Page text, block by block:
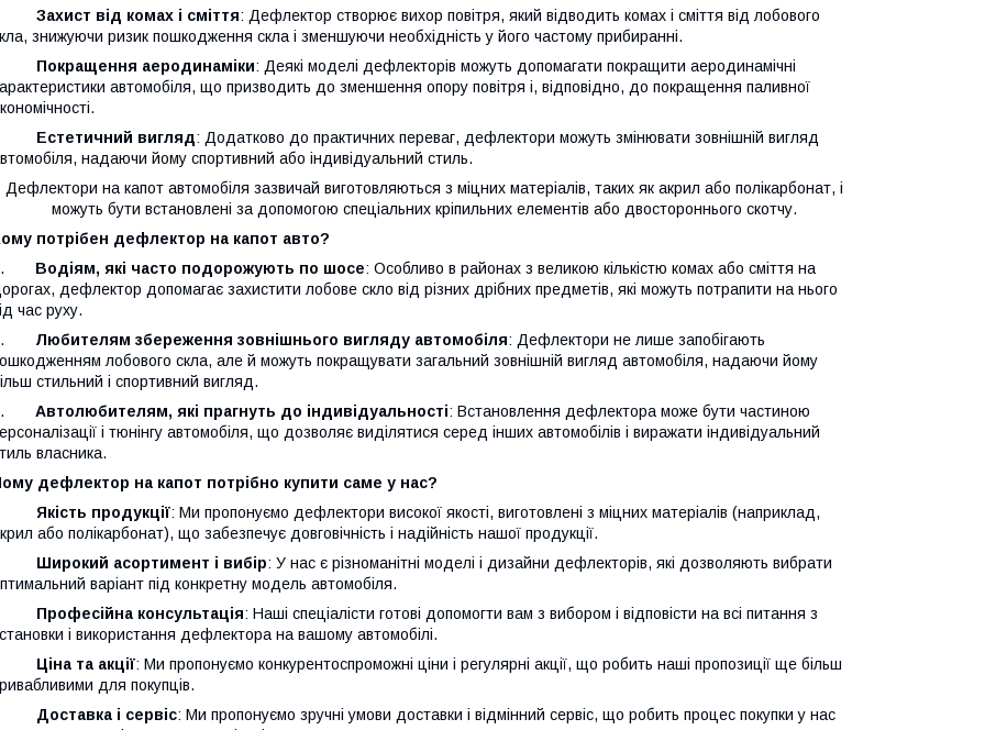
Захист від комах і сміття: Дефлектор створює вихор повітря, який відводить комах і сміття від лобового
знижуючи ризик пошкодження скла і зменшуючи необхідність у його частому прибиранні.
Покращення аеродинаміки: Деякі моделі дефлекторів можуть допомагати покращити аеродинамічні
автомобіля, що призводить до зменшення опору повітря і, відповідно, до покращення паливної
Естетичний вигляд: Додатково до практичних переваг, дефлектори можуть змінювати зовнішній вигляд
надаючи йому спортивний або індивідуальний стиль.
Дефлектори на капот автомобіля зазвичай виготовляються з міцних матеріалів, таких як акрил або полікарбонат, і
можуть бути встановлені за допомогою спеціальних кріпильних елементів або двостороннього скотчу.
потрібен дефлектор на капот авто?
Водіям, які часто подорожують по шосе: Особливо в районах з великою кількістю комах або сміття на
дефлектор допомагає захистити лобове скло від різних дрібних предметів, які можуть потрапити на нього
час руху.
Любителям збереження зовнішнього вигляду автомобіля: Дефлектори не лише запобігають
лобового скла, але й можуть покращувати загальний зовнішній вигляд автомобіля, надаючи йому
стильний і спортивний вигляд.
Автолюбителям, які прагнуть до індивідуальності: Встановлення дефлектора може бути частиною
і тюнінгу автомобіля, що дозволяє виділятися серед інших автомобілів і виражати індивідуальний
власника.
дефлектор на капот потрібно купити саме у нас?
Якість продукції: Ми пропонуємо дефлектори високої якості, виготовлені з міцних матеріалів (наприклад,
або полікарбонат), що забезпечує довговічність і надійність нашої продукції.
Широкий асортимент і вибір: У нас є різноманітні моделі і дизайни дефлекторів, які дозволяють вибрати
варіант під конкретну модель автомобіля.
Професійна консультація: Наші спеціалісти готові допомогти вам з вибором і відповісти на всі питання з
і використання дефлектора на вашому автомобілі.
Ціна та акції: Ми пропонуємо конкурентоспроможні ціни і регулярні акції, що робить наші пропозиції ще більш
для покупців.
Доставка і сервіс: Ми пропонуємо зручні умови доставки і відмінний сервіс, що робить процес покупки у нас